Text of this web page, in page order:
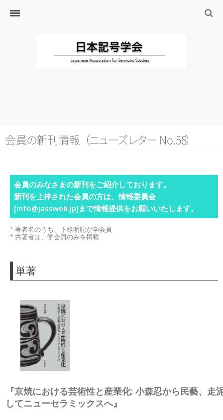
ホーム
学会の沿革
研究発表について
研究会・研究プロジェクト
日本記号学会第46回大会
（2026/7/11・7/12）「パース
記号論のフロンティア」特設ペ
ージ
会員の新刊情報 （ニ ュ ーズレター No.58）
会員のみなさまの新刊をご紹介しております。
新刊を上梓された会員の方は、情報委員会
[info@jassweb.jp]まで情報提供をお願いいたします。
* 著者名のうち、下線明記が学会員
* 共著者は、学会員のみを掲載
単著
『京焼における芸術性と産業化: 小森忍から民藝、走
してニューセラミックスへ』